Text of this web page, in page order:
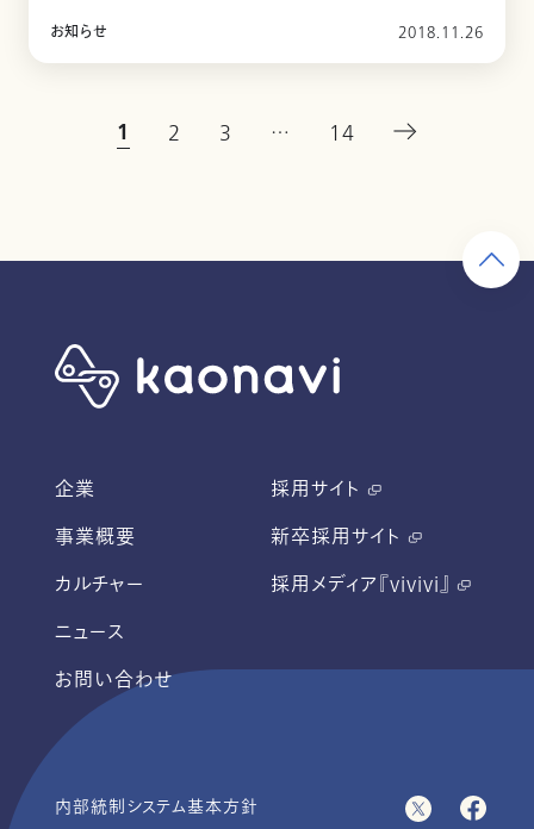
お知らせ 2018.11.26
1 2 3 … 14
企業
事業概要
カルチャー
ニュース
お問い合わせ
採用サイト
新卒採用サイト
採用メディア『vivivi』
内部統制システム基本方針